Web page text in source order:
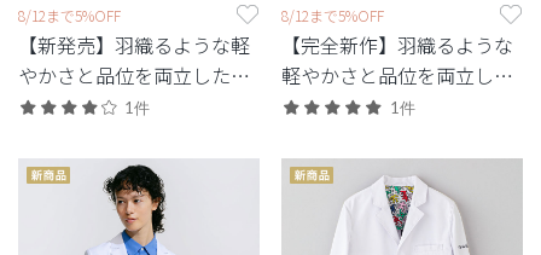
8/12まで5%OFF
【新発売】羽織るような軽
やかさと品位を両立した、
最軽量級の白衣。
1件
8/12まで5%OFF
【完全新作】羽織るような
軽やかさと品位を両立し
た、最軽量級の白衣。
1件